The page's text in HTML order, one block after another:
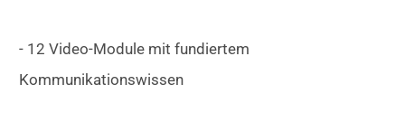
- 12 Video-Module mit fundiertem
Kommunikationswissen